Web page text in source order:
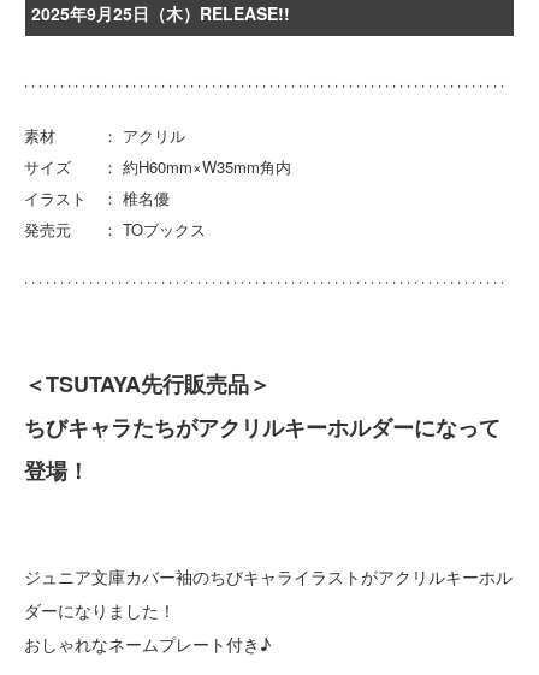
2025年9月25日（木）RELEASE!!
素材 ： アクリル
サイズ ： 約H60mm×W35mm角内
イラスト ： 椎名優
発売元 ： TOブックス
＜TSUTAYA先行販売品＞
ちびキャラたちがアクリルキーホルダーになって
登場！
ジュニア文庫カバー袖のちびキャライラストがアクリルキーホル
ダーになりました！
おしゃれなネームプレート付き♪